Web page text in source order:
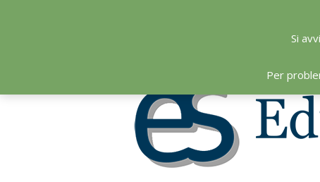
Si
Per